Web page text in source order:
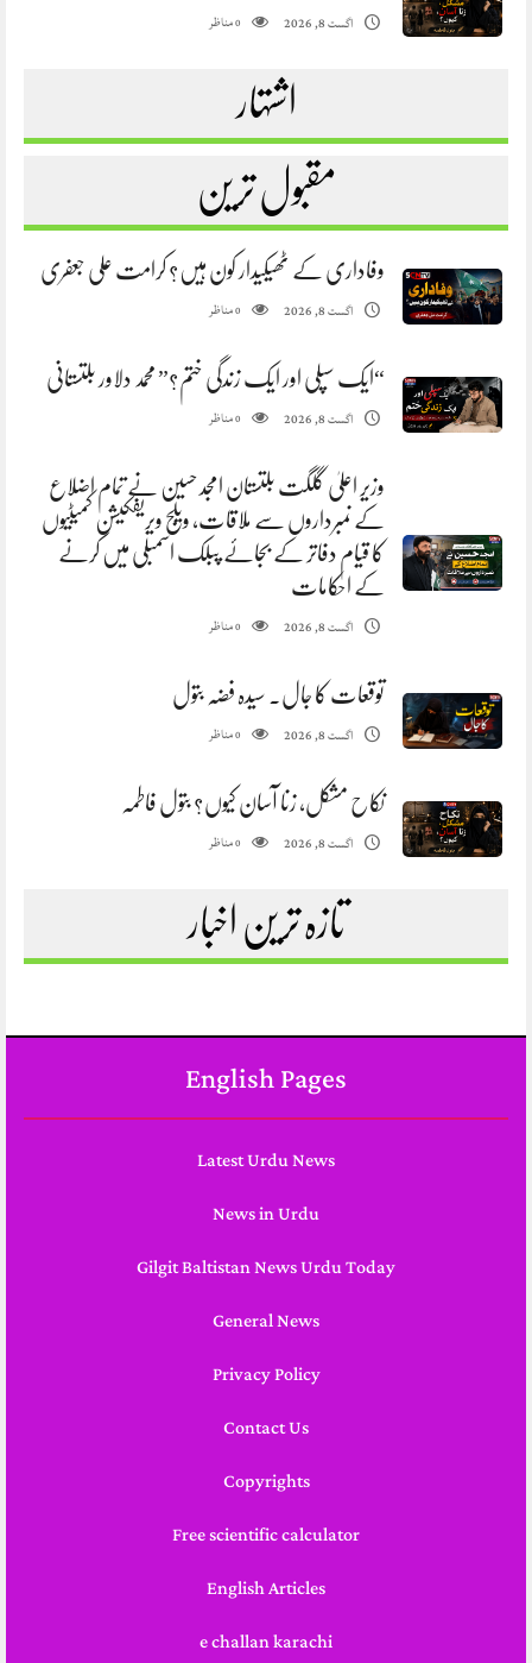
اگست 8, 2026 0مناظر
اشتہار
مقبول ترین
وفاداری کے ٹھیکیدار کون ہیں؟ کرامت علی جعفری
اگست 8, 2026 0مناظر
“ایک سپلی اور ایک زندگی ختم؟” محمد دلاور بلتستانی
اگست 8, 2026 0مناظر
وزیر اعلیٰ گلگت بلتستان امجد حسین نے تمام اضلاع
کے نمبرداروں سے ملاقات، ویلج ویریفکیشن کمیٹیوں
کا قیام دفاتر کے بجائے پبلک اسمبلی میں کرنے
کے احکامات
اگست 8, 2026 0مناظر
توقعات کا جال. سیدہ فضہ بتول
اگست 8, 2026 0مناظر
نکاح مشکل، زنا آسان کیوں؟ بتول فاطمہ
اگست 8, 2026 0مناظر
تازہ ترین اخبار
English Pages
Latest Urdu News
News in Urdu
Gilgit Baltistan News Urdu Today
General News
Privacy Policy
Contact Us
Copyrights
Free scientific calculator
English Articles
e challan karachi